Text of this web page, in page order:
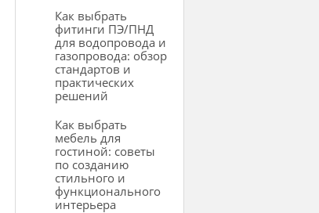
Как выбрать
фитинги ПЭ/ПНД
для водопровода и
газопровода: обзор
стандартов и
практических
решений
Как выбрать
мебель для
гостиной: советы
по созданию
стильного и
функционального
интерьера